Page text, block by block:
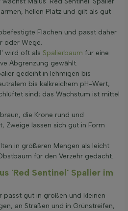
hellen Platz und gilt als gut
Flächen und passt daher
oder Wege.
wird oft als Spalierbaum für eine
Abgrenzung gewählt.
gedeiht in lehmigen bis
bis kalkreichem pH-Wert,
sind; das Wachstum ist mittel
die Krone rund und
Zweige lassen sich gut in Form
in größeren Mengen als leicht
für den Verzehr gedacht.
'Red Sentinel' Spalier im
passt gut in großen und kleinen
an Straßen und in Grünstreifen,